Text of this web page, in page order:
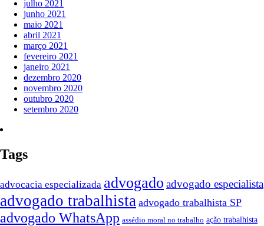
julho 2021
junho 2021
maio 2021
abril 2021
março 2021
fevereiro 2021
janeiro 2021
dezembro 2020
novembro 2020
outubro 2020
setembro 2020
Tags
advocacia especializada advogado advogado especialista
advogado trabalhista advogado trabalhista SP
advogado WhatsApp assédio moral no trabalho ação trabalhista